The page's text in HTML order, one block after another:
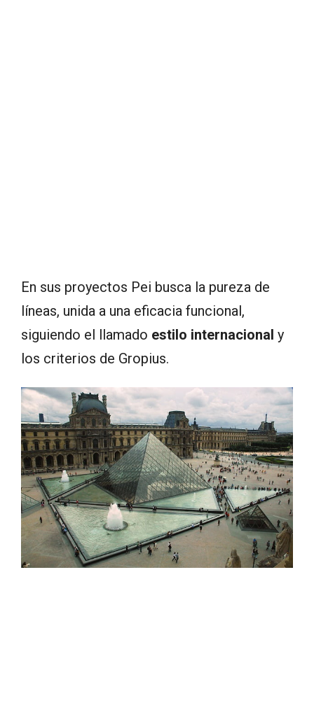
En sus proyectos Pei busca la pureza de
líneas, unida a una eficacia funcional,
siguiendo el llamado estilo internacional y
los criterios de Gropius.